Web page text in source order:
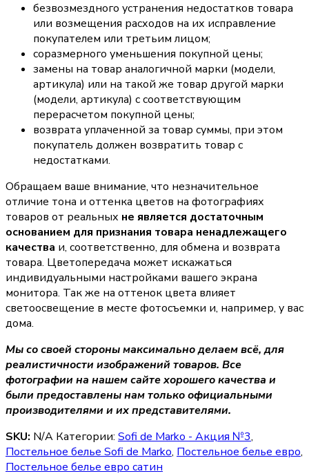
безвозмездного устранения недостатков товара
или возмещения расходов на их исправление
покупателем или третьим лицом;
соразмерного уменьшения покупной цены;
замены на товар аналогичной марки (модели,
артикула) или на такой же товар другой марки
(модели, артикула) с соответствующим
перерасчетом покупной цены;
возврата уплаченной за товар суммы, при этом
покупатель должен возвратить товар с
недостатками.
Обращаем ваше внимание, что незначительное
отличие тона и оттенка цветов на фотографиях
товаров от реальных не является достаточным
основанием для признания товара ненадлежащего
качества и, соответственно, для обмена и возврата
товара. Цветопередача может искажаться
индивидуальными настройками вашего экрана
монитора. Так же на оттенок цвета влияет
светоосвещение в месте фотосъемки и, например, у вас
дома.
Мы со своей стороны максимально делаем всё, для
реалистичности изображений товаров. Все
фотографии на нашем сайте хорошего качества и
были предоставлены нам только официальными
производителями и их представителями.
SKU: N/A Категории: Sofi de Marko - Акция №3,
Постельное белье Sofi de Marko, Постельное белье евро,
Постельное белье евро сатин